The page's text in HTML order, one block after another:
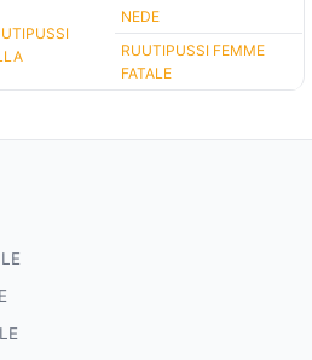
NEDE
RUUTIPUSSI FEMME
FATALE